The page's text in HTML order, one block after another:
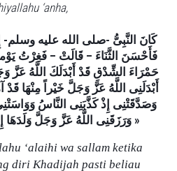
‘anha,
كَانَ النَّبِىُّ -صلى الله عليه وسلم-
فَأَحْسَنَ الثَّنَاءَ – قَالَتْ – فَغِرْتُ
حَمْرَاءَ الشِّدْقِ قَدْ أَبْدَلَكَ اللَّهُ عَزَّ
أَبْدَلَنِى اللَّهُ عَزَّ وَجَلَّ خَيْراً مِنْهَا
وَصَدَّقَتْنِى إِذْ كَذَّبَنِى النَّاسُ
وَرَزَقَنِى اللَّهُ عَزَّ وَجَلَّ وَلَدَهَا إِذْ حَرَمَنِى أَوْلاَدَ النِّسَاءِ »
‘alaihi wa sallam ketika
diri Khadijah pasti beliau